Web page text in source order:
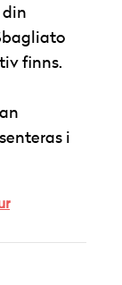
din
finns.
i